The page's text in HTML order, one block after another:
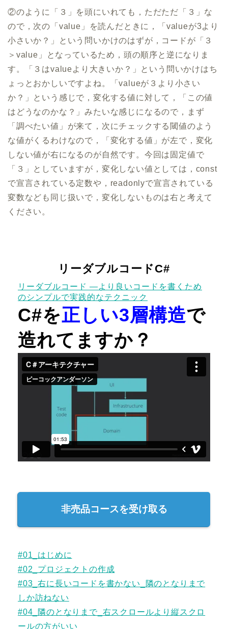
②のように「３」を頭にいれても，ただただ「３」な
ので，次の「value」を読んだときに，「valueが3より
小さいか？」という問いかけのはずが，コードが「３
＞value」となっているため，頭の順序と逆になりま
す。「３はvalueより大きいか？」という問いかけはち
ょっとおかしいですよね。「valueが３より小さい
か？」という感じで，変化する値に対して，「この値
はどうなのかな？」みたいな感じになるので，まず
「調べたい値」が来て，次にチェックする閾値のよう
な値がくるわけなので，「変化する値」が左で，変化
しない値が右になるのが自然です。今回は固定値で
「３」としていますが，変化しない値としては，const
で宣言されている定数や，readonlyで宣言されている
変数なども同じ扱いで，変化しないものは右と考えて
ください。
リーダブルコードC#
リーダブルコード ―より良いコードを書くため
のシンプルで実践的なテクニック
C#を正しい3層構造で
造れてますか？
非売品コースを受け取る
#01_はじめに
#02_プロジェクトの作成
#03_右に長いコードを書かない_隣のとなりまで
しか訪ねない
#04_隣のとなりまで_右スクロールより縦スクロ
ールの方がいい